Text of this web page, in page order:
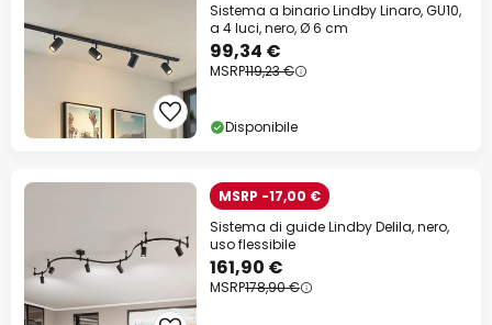
Sistema a binario Lindby Linaro, GU10,
a 4 luci, nero, Ø 6 cm
99,34 €
MSRP119,23 €
Disponibile
MSRP -17,00 €
Sistema di guide Lindby Delila, nero,
uso flessibile
161,90 €
MSRP178,90 €